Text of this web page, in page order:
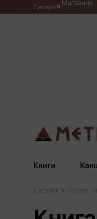
Самара
Магазины
Книги